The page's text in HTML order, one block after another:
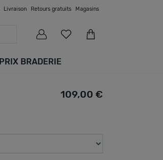
Livraison Retours gratuits Magasins
PRIX BRADERIE
109,00 €